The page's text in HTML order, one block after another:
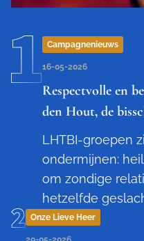
Campagnenieuws
16-05-2026
Respectvolle en
den Hout, de
LHTBI-groepen
ondermijnen:
om zondige
hetzelfde
Onze Lieve Heer